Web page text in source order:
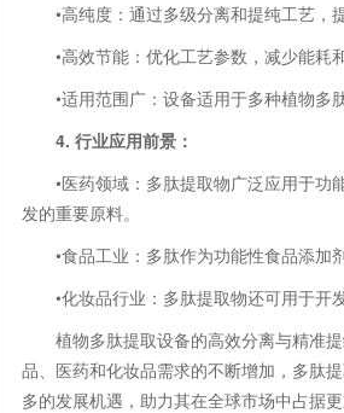
•高纯度：通过多级分离和提纯工艺，
•高效节能：优化工艺参数，减少能耗
•适用范围广：设备适用于多种植物多
4. 行业应用前景：
•医药领域：多肽提取物广泛应用于功
发的重要原料。
•食品工业：多肽作为功能性食品添加剂
•化妆品行业：多肽提取物还可用于开
植物多肽提取设备的高效分离与精准提
品、医药和化妆品需求的不断增加，多肽
多的发展机遇，助力其在全球市场中占据更